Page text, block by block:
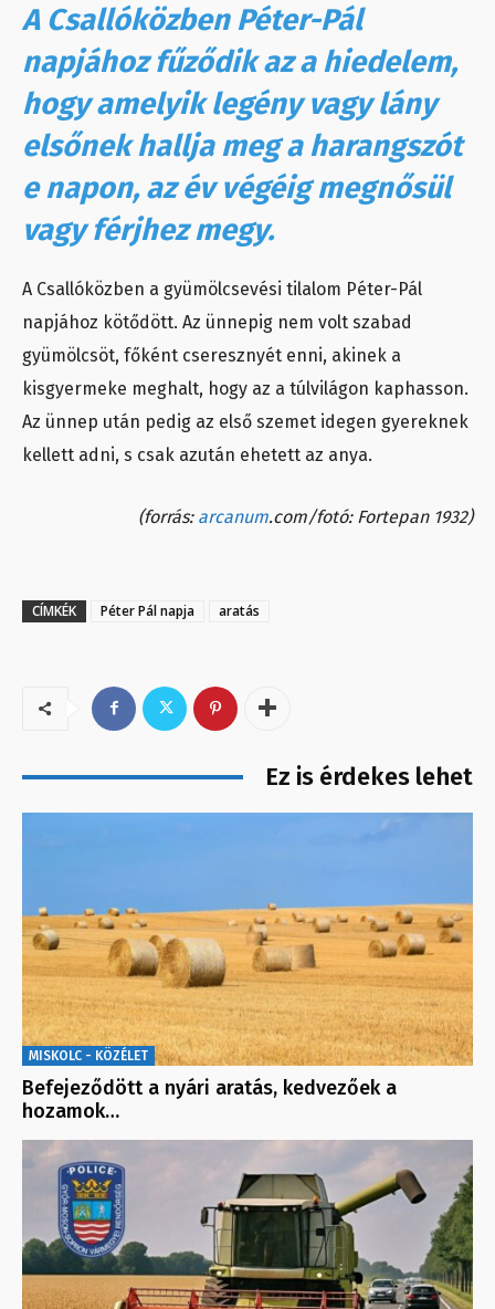
A Csallóközben Péter-Pál
napjához fűződik az a hiedelem,
hogy amelyik legény vagy lány
elsőnek hallja meg a harangszót
e napon, az év végéig megnősül
vagy férjhez megy.
A Csallóközben a gyümölcsevési tilalom Péter-Pál
napjához kötődött. Az ünnepig nem volt szabad
gyümölcsöt, főként cseresznyét enni, akinek a
kisgyermeke meghalt, hogy az a túlvilágon kaphasson.
Az ünnep után pedig az első szemet idegen gyereknek
kellett adni, s csak azután ehetett az anya.
(forrás: arcanum.com/fotó: Fortepan 1932)
CÍMKÉK Péter Pál napja aratás
Ez is érdekes lehet
MISKOLC - KÖZÉLET
Befejeződött a nyári aratás, kedvezőek a
hozamok…